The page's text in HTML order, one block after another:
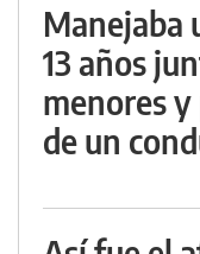
Manejaba
13 años
menores
de un